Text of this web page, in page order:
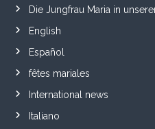
Die Jungfrau Maria in
English
Español
fêtes mariales
International news
Italiano